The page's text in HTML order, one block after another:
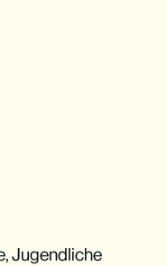
Jugendliche